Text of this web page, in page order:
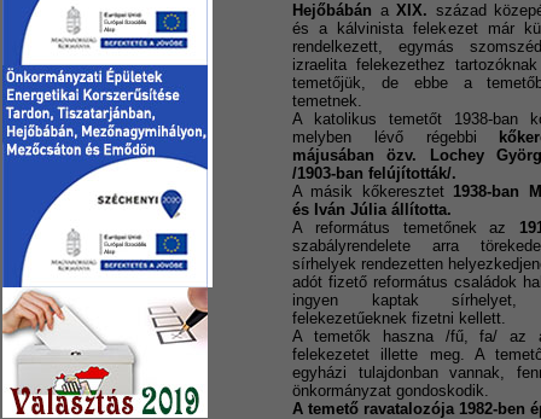
Hejőbábán a XIX. század
és a kálvinista felekezet már
rendelkezett, egymás
izraelita felekezethez
temetőjük, de ebbe a
temetnek.
A katolikus temetőt 1938-ban
melyben lévő régebbi
májusában özv. Lochey
/1903-ban felújították/.
A másik kőkeresztet 1938-ban
és Iván Júlia állította.
A református temetőnek az
szabályrendelete arra
sírhelyek rendezetten
adót fizető református családok
ingyen kaptak
felekezetűeknek fizetni kellett.
A temetők haszna /fű, fa/ az
felekezetet illette meg. A
egyházi tulajdonban vannak,
önkormányzat gondoskodik.
A temető ravatalozója 1982-ben